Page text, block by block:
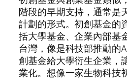
階段的早期支持，通常是
計劃的形式。初創基金的
括大學基金、企業內部基
台灣，像是科技部推動的
創基金給大學衍生企業，
業化。想像一家生物科技